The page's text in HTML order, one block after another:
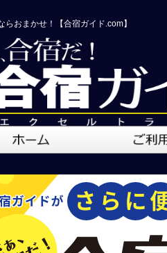
らおまかせ！【合宿ガイド.com】